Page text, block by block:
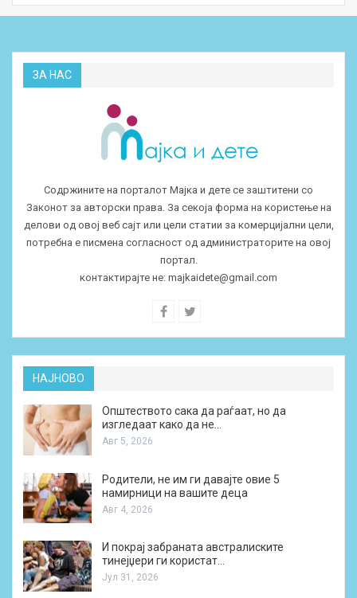
ЗА НАС
Содржините на порталот Мајка и дете се заштитени со
Законот за авторски права. За секоја форма на користење на
делови од овој веб сајт или цели статии за комерцијални цели,
потребна е писмена согласност од администраторите на овој
портал.
контактирајте не: majkaidete@gmail.com
НАЈНОВО
Општеството сака да раѓаат, но да
изгледаат како да не…
Авг 5, 2026
Родители, не им ги давајте овие 5
намирници на вашите деца
Авг 4, 2026
И покрај забраната австралиските
тинејџери ги користат…
Јул 31, 2026